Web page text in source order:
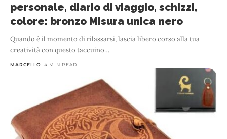
personale, diario di viaggio, schizzi,
colore: bronzo Misura unica nero
Quando è il momento di rilassarsi, lascia libero corso alla tua
creatività con questo taccuino…
MARCELLO 4 MIN READ